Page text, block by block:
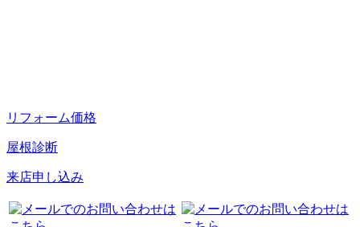
リフォーム価格
屋根診断
来店申し込み